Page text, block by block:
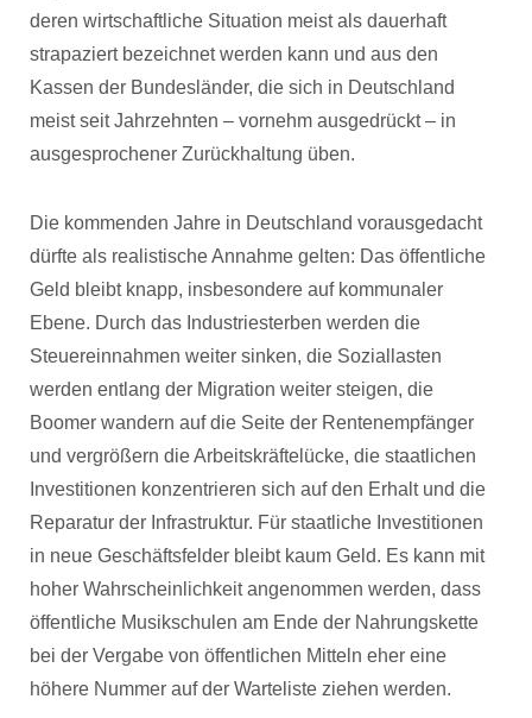
deren wirtschaftliche Situation meist als dauerhaft
strapaziert bezeichnet werden kann und aus den
Kassen der Bundesländer, die sich in Deutschland
meist seit Jahrzehnten – vornehm ausgedrückt – in
ausgesprochener Zurückhaltung üben.
Die kommenden Jahre in Deutschland vorausgedacht
dürfte als realistische Annahme gelten: Das öffentliche
Geld bleibt knapp, insbesondere auf kommunaler
Ebene. Durch das Industriesterben werden die
Steuereinnahmen weiter sinken, die Soziallasten
werden entlang der Migration weiter steigen, die
Boomer wandern auf die Seite der Rentenempfänger
und vergrößern die Arbeitskräftelücke, die staatlichen
Investitionen konzentrieren sich auf den Erhalt und die
Reparatur der Infrastruktur. Für staatliche Investitionen
in neue Geschäftsfelder bleibt kaum Geld. Es kann mit
hoher Wahrscheinlichkeit angenommen werden, dass
öffentliche Musikschulen am Ende der Nahrungskette
bei der Vergabe von öffentlichen Mitteln eher eine
höhere Nummer auf der Warteliste ziehen werden.